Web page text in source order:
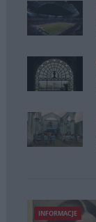
INFORMACJE